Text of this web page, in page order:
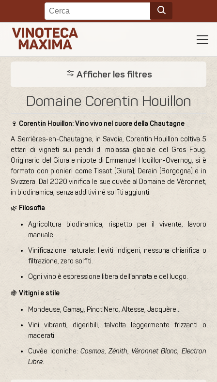
Afficher les filtres
Domaine Corentin Houillon
🍷 Corentin Houillon: Vino vivo nel cuore della Chautagne
A Serrières-en-Chautagne, in Savoia, Corentin Houillon coltiva 5
ettari di vigneti sui pendii di molassa glaciale del Gros Foug.
Originario del Giura e nipote di Emmanuel Houillon-Overnoy, si è
formato con pionieri come Tissot (Giura), Derain (Borgogna) e in
Svizzera. Dal 2020 vinifica le sue cuvée al Domaine de Véronnet,
in biodinamica, senza additivi né solfiti aggiunti.
🌿 Filosofia
Agricoltura biodinamica, rispetto per il vivente, lavoro
manuale.
Vinificazione naturale: lieviti indigeni, nessuna chiarifica o
filtrazione, zero solfiti.
Ogni vino è espressione libera dell’annata e del luogo.
🍇Vitigni e stile
Mondeuse, Gamay, Pinot Nero, Altesse, Jacquère…
Vini vibranti, digeribili, talvolta leggermente frizzanti o
macerati.
Cuvée iconiche: Cosmos,Zénith, Véronnet Blanc, Electron
Libre.